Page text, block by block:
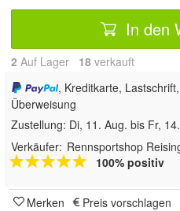
In den
2 Auf Lager 18 verkauft
, Kreditkarte,
Überweisung
Zustellung: Di, 11. Aug. bis Fr,
Verkäufer: Rennsportshop
100% positiv
Merken Preis vorschlagen